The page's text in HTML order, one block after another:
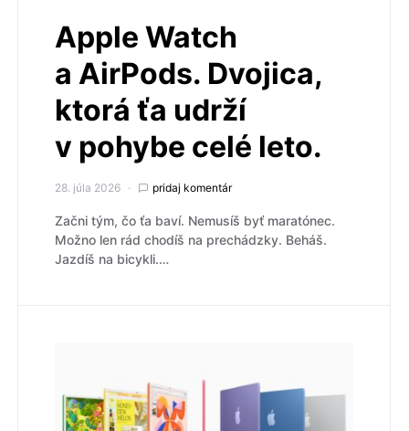
Apple Watch
a AirPods. Dvojica,
ktorá ťa udrží
v pohybe celé leto.
28. júla 2026 pridaj komentár
Začni tým, čo ťa baví. Nemusíš byť maratónec.
Možno len rád chodíš na prechádzky. Beháš.
Jazdíš na bicykli.…